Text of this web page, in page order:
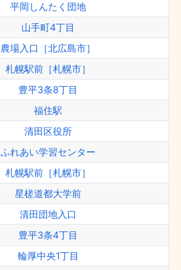
平岡しんたく団地
山手町4丁目
農場入口［北広島市］
札幌駅前［札幌市］
豊平3条8丁目
福住駅
清田区役所
ふれあい学習センター
札幌駅前［札幌市］
星槎道都大学前
清田団地入口
豊平3条4丁目
輪厚中央1丁目